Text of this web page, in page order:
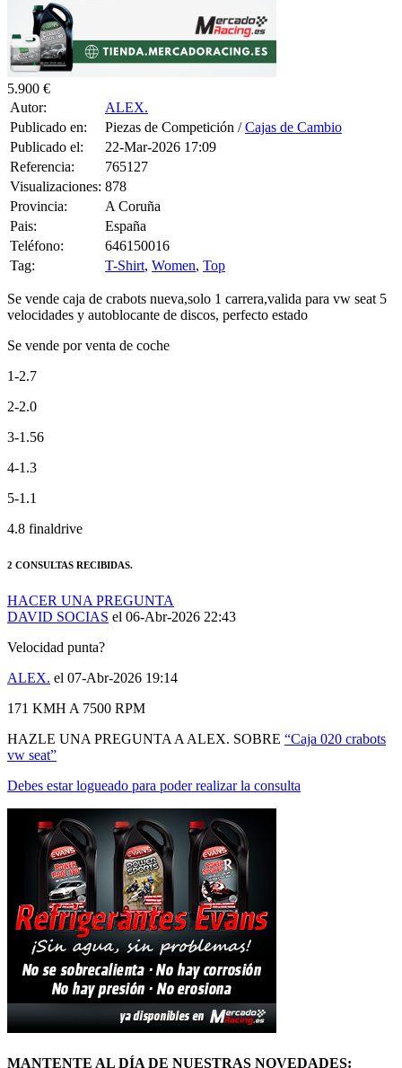
5.900 €
Autor:
ALEX.
Publicado en:
Piezas de Competición /Cajas de Cambio
Publicado el:
22-Mar-2026 17:09
Referencia:
765127
Visualizaciones: 878
Provincia:
A Coruña
Pais:
España
Teléfono:
646150016
Tag:
T-Shirt, Women, Top
Se vende caja de crabots nueva,solo 1 carrera,valida para vw seat 5
velocidades y autoblocante de discos, perfecto estado
Se vende por venta de coche
1-2.7
2-2.0
3-1.56
4-1.3
5-1.1
4.8 finaldrive
2 CONSULTAS RECIBIDAS.
HACER UNA PREGUNTA
DAVID SOCIAS el 06-Abr-2026 22:43
Velocidad punta?
ALEX. el 07-Abr-2026 19:14
171 KMH A 7500 RPM
HAZLE UNA PREGUNTA A ALEX. SOBRE “Caja 020 crabots
vw seat”
Debes estar logueado para poder realizar la consulta
MANTENTE AL DÍA DE NUESTRAS NOVEDADES: